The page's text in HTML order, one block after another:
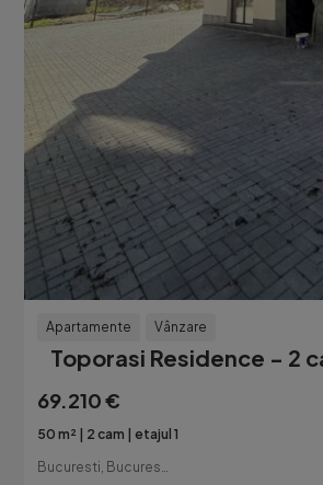
Apartamente Vânzare
Toporasi Residence - 2
69.210 €
50 m² 2 cam
etajul 1
Bucuresti, Bucuresti-Ilfov